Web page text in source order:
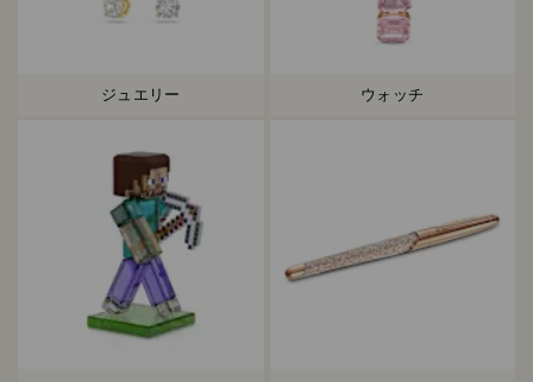
ジュエリー ウォッチ